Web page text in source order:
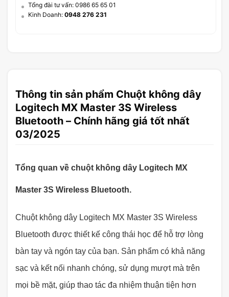
Tổng đài tư vấn: 0986 65 65 01
Kinh Doanh: 0948 276 231
Thông tin sản phẩm Chuột không dây
Logitech MX Master 3S Wireless
Bluetooth – Chính hãng giá tốt nhất
03/2025
Tổng quan về chuột không dây Logitech MX
Master 3S Wireless Bluetooth.
Chuột không dây Logitech MX Master 3S Wireless
Bluetooth được thiết kế công thái học để hỗ trợ lòng
bàn tay và ngón tay của bạn. Sản phẩm có khả năng
sạc và kết nối nhanh chóng, sử dụng mượt mà trên
mọi bề mặt, giúp thao tác đa nhiệm thuận tiện hơn